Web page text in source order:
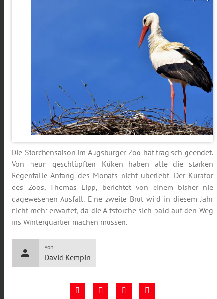
Die Storchensaison im Augsburger Zoo hat tragisch geendet.
Von neun geschlüpften Küken haben alle die starken
Regenfälle Anfang des Monats nicht überlebt. Der Kurator
des Zoos, Thomas Lipp, berichtet von einem bisher nie
dagewesenen Ausfall. Eine zweite Brut wird in diesem Jahr
nicht mehr erwartet, da die Altstörche sich bald auf den Weg
ins Winterquartier machen müssen.
person
von
David Kempin